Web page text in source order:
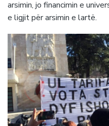
arsimin, jo financimin e
e ligjit për arsimin e lartë.